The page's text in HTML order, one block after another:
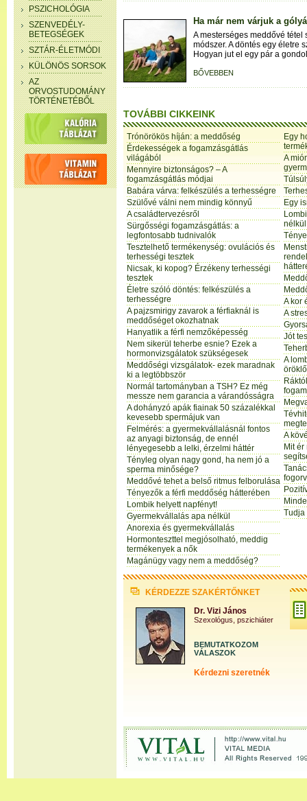
PSZICHOLÓGIA
SZENVEDÉLY-
BETEGSÉGEK
SZTÁR-ÉLETMÓDI
KÜLÖNÖS SORSOK
AZ
ORVOSTUDOMÁNY
TÖRTÉNETÉBŐL
Ha már nem várjuk a
A mesterséges meddővé
módszer. A döntés egy életre
Hogyan jut el egy pár a
BŐVEBBEN
TOVÁBBI CIKKEINK
Trónörökös híján: a meddőség
Érdekességek a fogamzásgátlás
világából
Mennyire biztonságos? – A
fogamzásgátlás módjai
Babára várva: felkészülés a terhességre
Szülővé válni nem mindig könnyű
A családtervezésről
Sürgősségi fogamzásgátlás: a
legfontosabb tudnivalók
Tesztelhető termékenység: ovulációs és
terhességi tesztek
Nicsak, ki kopog? Érzékeny terhességi
tesztek
Életre szóló döntés: felkészülés a
terhességre
A pajzsmirigy zavarok a férfiaknál is
meddőséget okozhatnak
Hanyatlik a férfi nemzőképesség
Nem sikerül teherbe esnie? Ezek a
hormonvizsgálatok szükségesek
Meddőségi vizsgálatok- ezek maradnak
ki a legtöbbször
Normál tartományban a TSH? Ez még
messze nem garancia a várandósságra
A dohányzó apák fiainak 50 százalékkal
kevesebb spermájuk van
Felmérés: a gyermekvállalásnál fontos
az anyagi biztonság, de ennél
lényegesebb a lelki, érzelmi háttér
Tényleg olyan nagy gond, ha nem jó a
sperma minősége?
Meddővé tehet a belső ritmus felborulása
Tényezők a férfi meddőség hátterében
Lombik helyett napfényt!
Gyermekvállalás apa nélkül
Anorexia és gyermekvállalás
Hormonteszttel megjósolható, meddig
termékenyek a nők
Magánügy vagy nem a meddőség?
Egy
A
Egy
nélkül
A kor
A
Jót
A
A
Mit
Tudja
KÉRDEZZE SZAKÉRTŐNKET
Dr. Vizi János
Szexológus, pszichiáter
BEMUTATKOZOM
VÁLASZOK
Kérdezni szeretnék